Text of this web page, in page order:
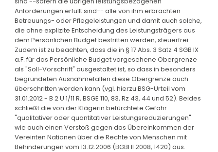
Anforderungen erfüllt sind-- alle von ihm erbrachten
Betreuungs- oder Pflegeleistungen und damit auch solche,
die ohne explizite Entscheidung des Leistungsträgers aus
dem Persönlichen Budget bestritten werden, steuerfrei.
Zudem ist zu beachten, dass die in § 17 Abs. 3 Satz 4 SGB IX
a.F. für das Persönliche Budget vorgesehene Obergrenze
als "Soll-Vorschrift" ausgestaltet ist, so dass in besonders
begründeten Ausnahmefällen diese Obergrenze auch
überschritten werden kann (vgl. hierzu BSG-Urteil vom
31.01.2012 - B 2 U 1/11 R, BSGE 110, 83, Rz 43, 44 und 52). Beides
schließt die von der Klägerin befürchtete Gefahr
"qualitativer oder quantitativer Leistungsreduzierungen"
wie auch einen Verstoß gegen das Übereinkommen der
Vereinten Nationen über die Rechte von Menschen mit
Behinderungen vom 13.12.2006 (BGBl II 2008, 1420) aus.